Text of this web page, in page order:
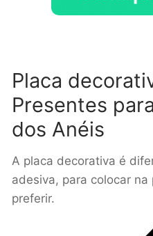
Placa
Presentes
dos Anéis
A placa decorativa é
adesiva, para colocar
preferir.